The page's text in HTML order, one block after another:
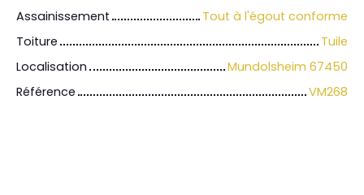
Assainissement
Tout à l'égout conforme
Toiture
Tuile
Localisation
Mundolsheim 67450
Référence
VM268